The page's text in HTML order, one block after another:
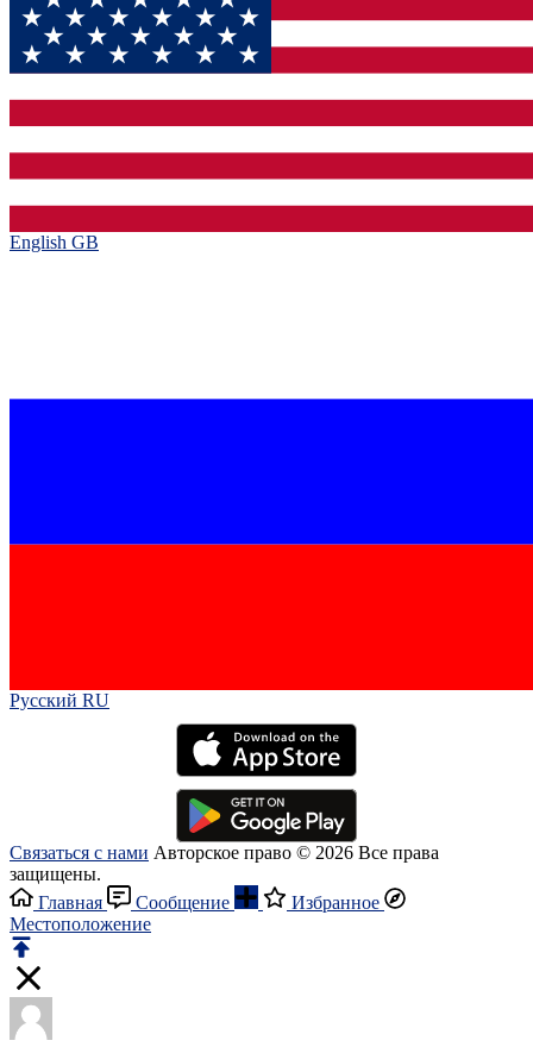
English GB‎
Русский RU‎
Связаться с нами Авторское право © 2026 Все права
защищены.
Главная
Сообщение
Избранное
Местоположение